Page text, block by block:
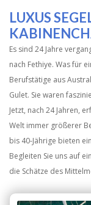
LUXUS
Es sind 24 Jahre
nach Fethiye. Was für
Berufstätige aus
Gulet. Sie waren
Jetzt, nach 24 Jahren,
Welt immer größerer
bis 40-Jährige bieten
Begleiten Sie uns auf
die Schätze des